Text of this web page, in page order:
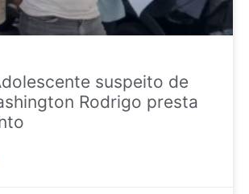
suspeito de
Rodrigo presta